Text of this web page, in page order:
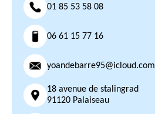
01 85 53 58 08
06 61 15 77 16
yoandebarre95@icloud.com
18 avenue de stalingrad
91120 Palaiseau